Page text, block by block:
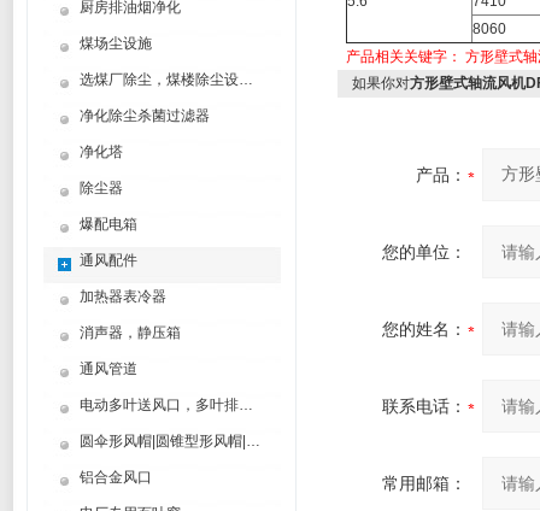
厨房排油烟净化
煤场尘设施
选煤厂除尘，煤楼除尘设计制造方案
净化除尘杀菌过滤器
净化塔
除尘器
爆配电箱
通风配件
加热器表冷器
消声器，静压箱
通风管道
电动多叶送风口，多叶排烟口
圆伞形风帽|圆锥型形风帽|筒形风帽
铝合金风口
8060
产品相关关键字： 方形壁式
如果你对方形壁式轴流风机
产品：
您的单位：
您的姓名：
联系电话：
常用邮箱：